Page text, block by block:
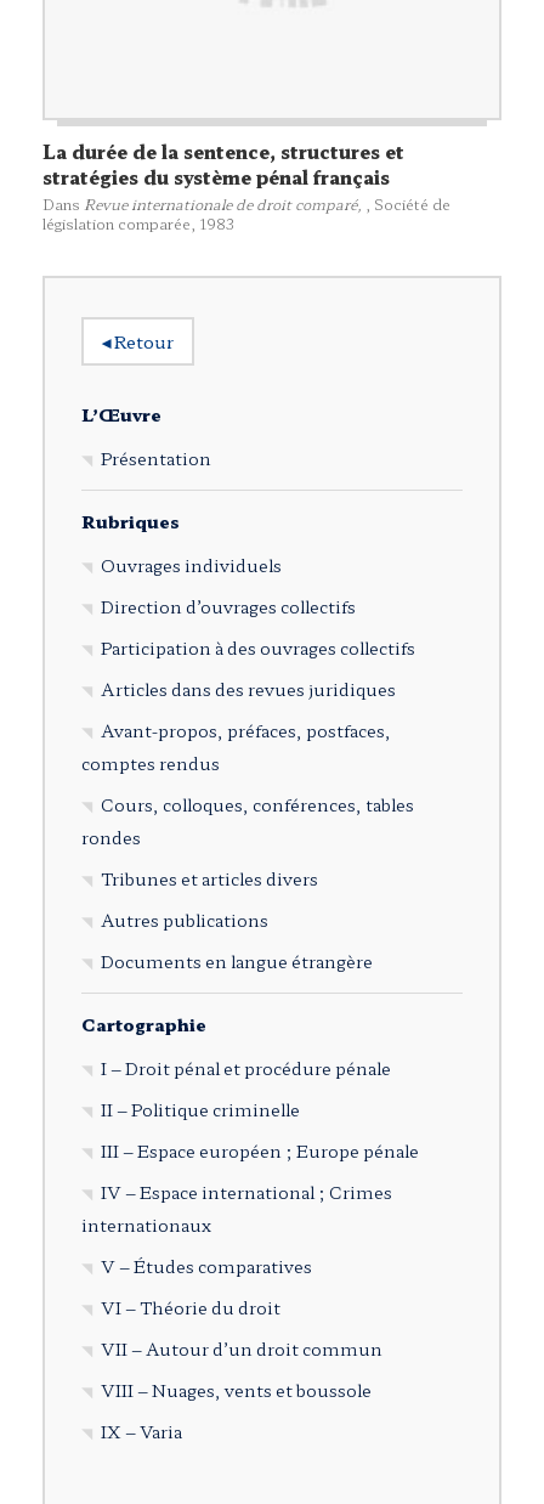
La durée de la sentence, structures et
stratégies du système pénal français
Dans Revue internationale de droit comparé,
Société de
législation comparée , 1983
◂Retour
L’Œuvre
Présentation
Rubriques
Ouvrages individuels
Direction d’ouvrages collectifs
Participation à des ouvrages collectifs
Articles dans des revues juridiques
Avant-propos, préfaces, postfaces,
comptes rendus
Cours, colloques, conférences, tables
rondes
Tribunes et articles divers
Autres publications
Documents en langue étrangère
Cartographie
I – Droit pénal et procédure pénale
II – Politique criminelle
III – Espace européen ; Europe pénale
IV – Espace international ; Crimes
internationaux
V – Études comparatives
VI – Théorie du droit
VII – Autour d’un droit commun
VIII – Nuages, vents et boussole
IX – Varia